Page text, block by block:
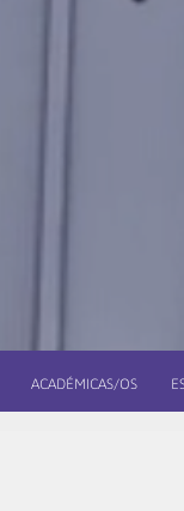
ACADÉMICAS/OS